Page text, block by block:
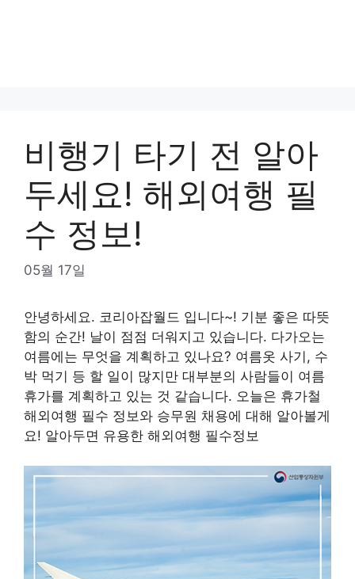
비행기 타기 전 알아
두세요! 해외여행 필
수 정보!
05월 17일
안녕하세요. 코리아잡월드 입니다~! 기분 좋은 따뜻
함의 순간! 날이 점점 더워지고 있습니다. 다가오는
여름에는 무엇을 계획하고 있나요? 여름옷 사기, 수
박 먹기 등 할 일이 많지만 대부분의 사람들이 여름
휴가를 계획하고 있는 것 같습니다. 오늘은 휴가철
해외여행 필수 정보와 승무원 채용에 대해 알아볼게
요! 알아두면 유용한 해외여행 필수정보